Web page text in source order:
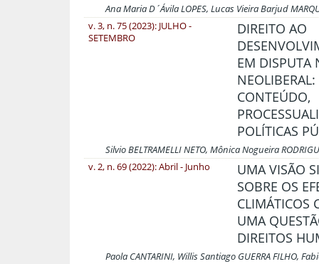
Ana Maria D´Ávila LOPES, Lucas Vieira Barjud
v. 3, n. 75 (2023): JULHO -
SETEMBRO
DIREITO AO
EM DISPUTA
NEOLIBERAL:
CONTEÚDO,
POLÍTICAS
Silvio BELTRAMELLI NETO, Mônica Nogueira
v. 2, n. 69 (2022): Abril - Junho
UMA VISÃO
SOBRE OS
CLIMÁTICOS
UMA
DIREITOS
Paola CANTARINI, Willis Santiago GUERRA FILHO,